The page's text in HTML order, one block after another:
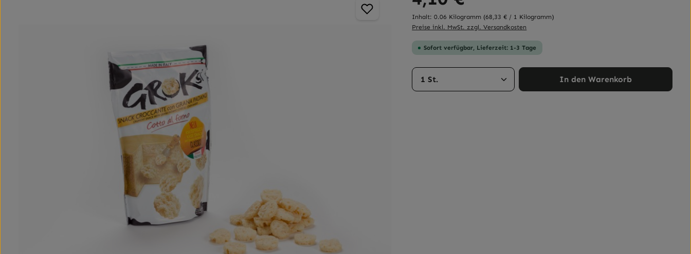
Inhalt:0.06 Kilogramm (68,33 € / 1 Kilogramm)
Preise inkl. MwSt. zzgl. Versandkosten
Sofort verfügbar, Lieferzeit: 1-3 Tage
Produkt Anzahl: Gib den gewünschten Wert
In den Warenkorb